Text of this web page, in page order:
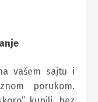
vašem sajtu i
porukom.